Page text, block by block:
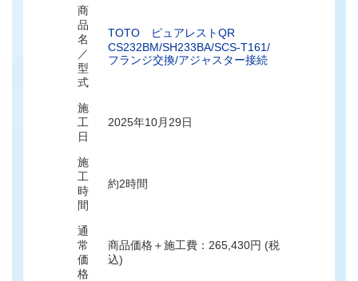
商
品
名
／
型
式
TOTO ピュアレストQR
CS232BM/SH233BA/SCS-T161/
フランジ交換/アジャスター接続
施
工
日
2025年10月29日
施
工
時
間
約2時間
通
常
価
格
商品価格＋施工費：265,430円 (税
込)